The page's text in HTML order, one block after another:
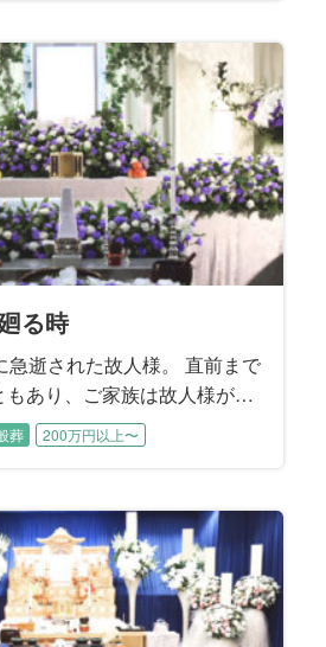
お母様を亡くされたお父様
生きていけるようなお別れに
した。
る時
急逝された故人様。 直前まで
あり、ご家族は故人様が旅
だ実感できないご様子でし
て世話焼き、頼まれると嫌と
た。 ご家族に向ける愛情も
様方を様々な場面で支えて
そんな故人様への大きな感
はしっかり送ってあげたい
た。
葬 200万円以上〜